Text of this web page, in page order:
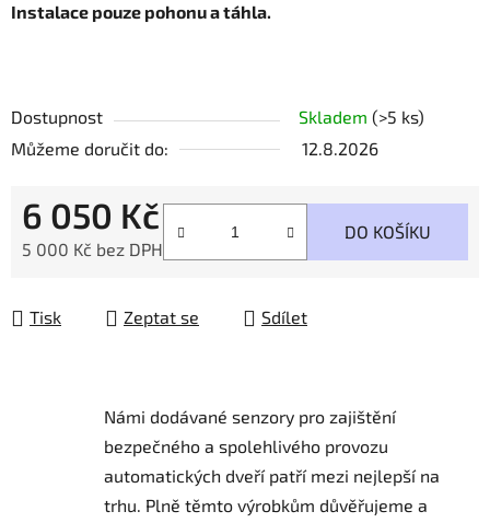
Instalace pouze pohonu a táhla.
Dostupnost Skladem (>5 ks)
Můžeme doručit do:
12.8.2026
6 050 Kč
5 000 Kč bez DPH
DO KOŠÍKU
Tisk Zeptat se Sdílet
Námi dodávané senzory pro zajištění
bezpečného a spolehlivého provozu
automatických dveří patří mezi nejlepší na
trhu. Plně těmto výrobkům důvěřujeme a